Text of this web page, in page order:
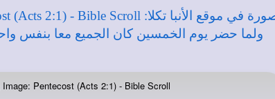
Image: Pentecost (Acts 2:1) - Bible Scroll